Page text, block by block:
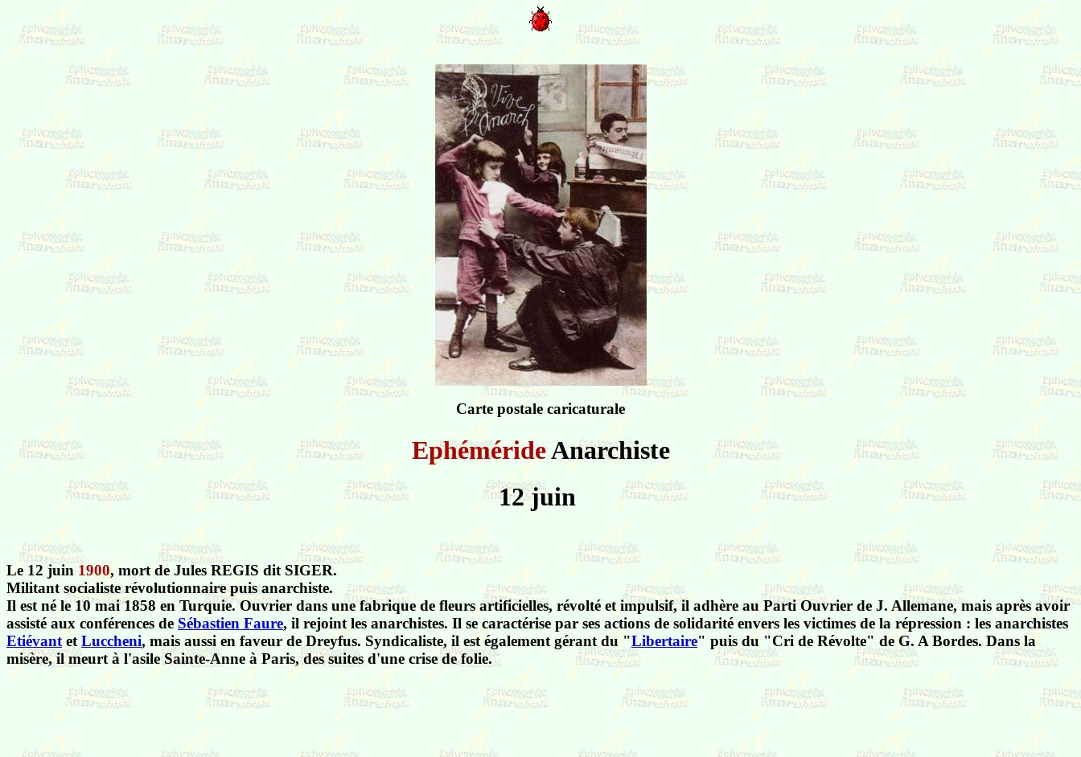
Carte postale caricaturale
EphémérideAnarchiste
12 juin
Le 12 juin 1900, mort de Jules REGIS dit SIGER.
Militant socialiste révolutionnaire puis anarchiste.
Il est né le 10 mai 1858 en Turquie. Ouvrier dans une fabrique de fleurs artificielles, révolté et impulsif, il adhère au Parti Ouvrier de J. Allemane, mais après avoir
assisté aux conférences de Sébastien Faure, il rejoint les anarchistes. Il se caractérise par ses actions de solidarité envers les victimes de la répression : les anarchistes
EtiévantetLuccheni, mais aussi en faveur de Dreyfus. Syndicaliste, il est également gérant du "Libertaire" puis du "Cri de Révolte" de G. A Bordes. Dans la
misère, il meurt à l'asile Sainte-Anne à Paris, des suites d'une crise de folie.